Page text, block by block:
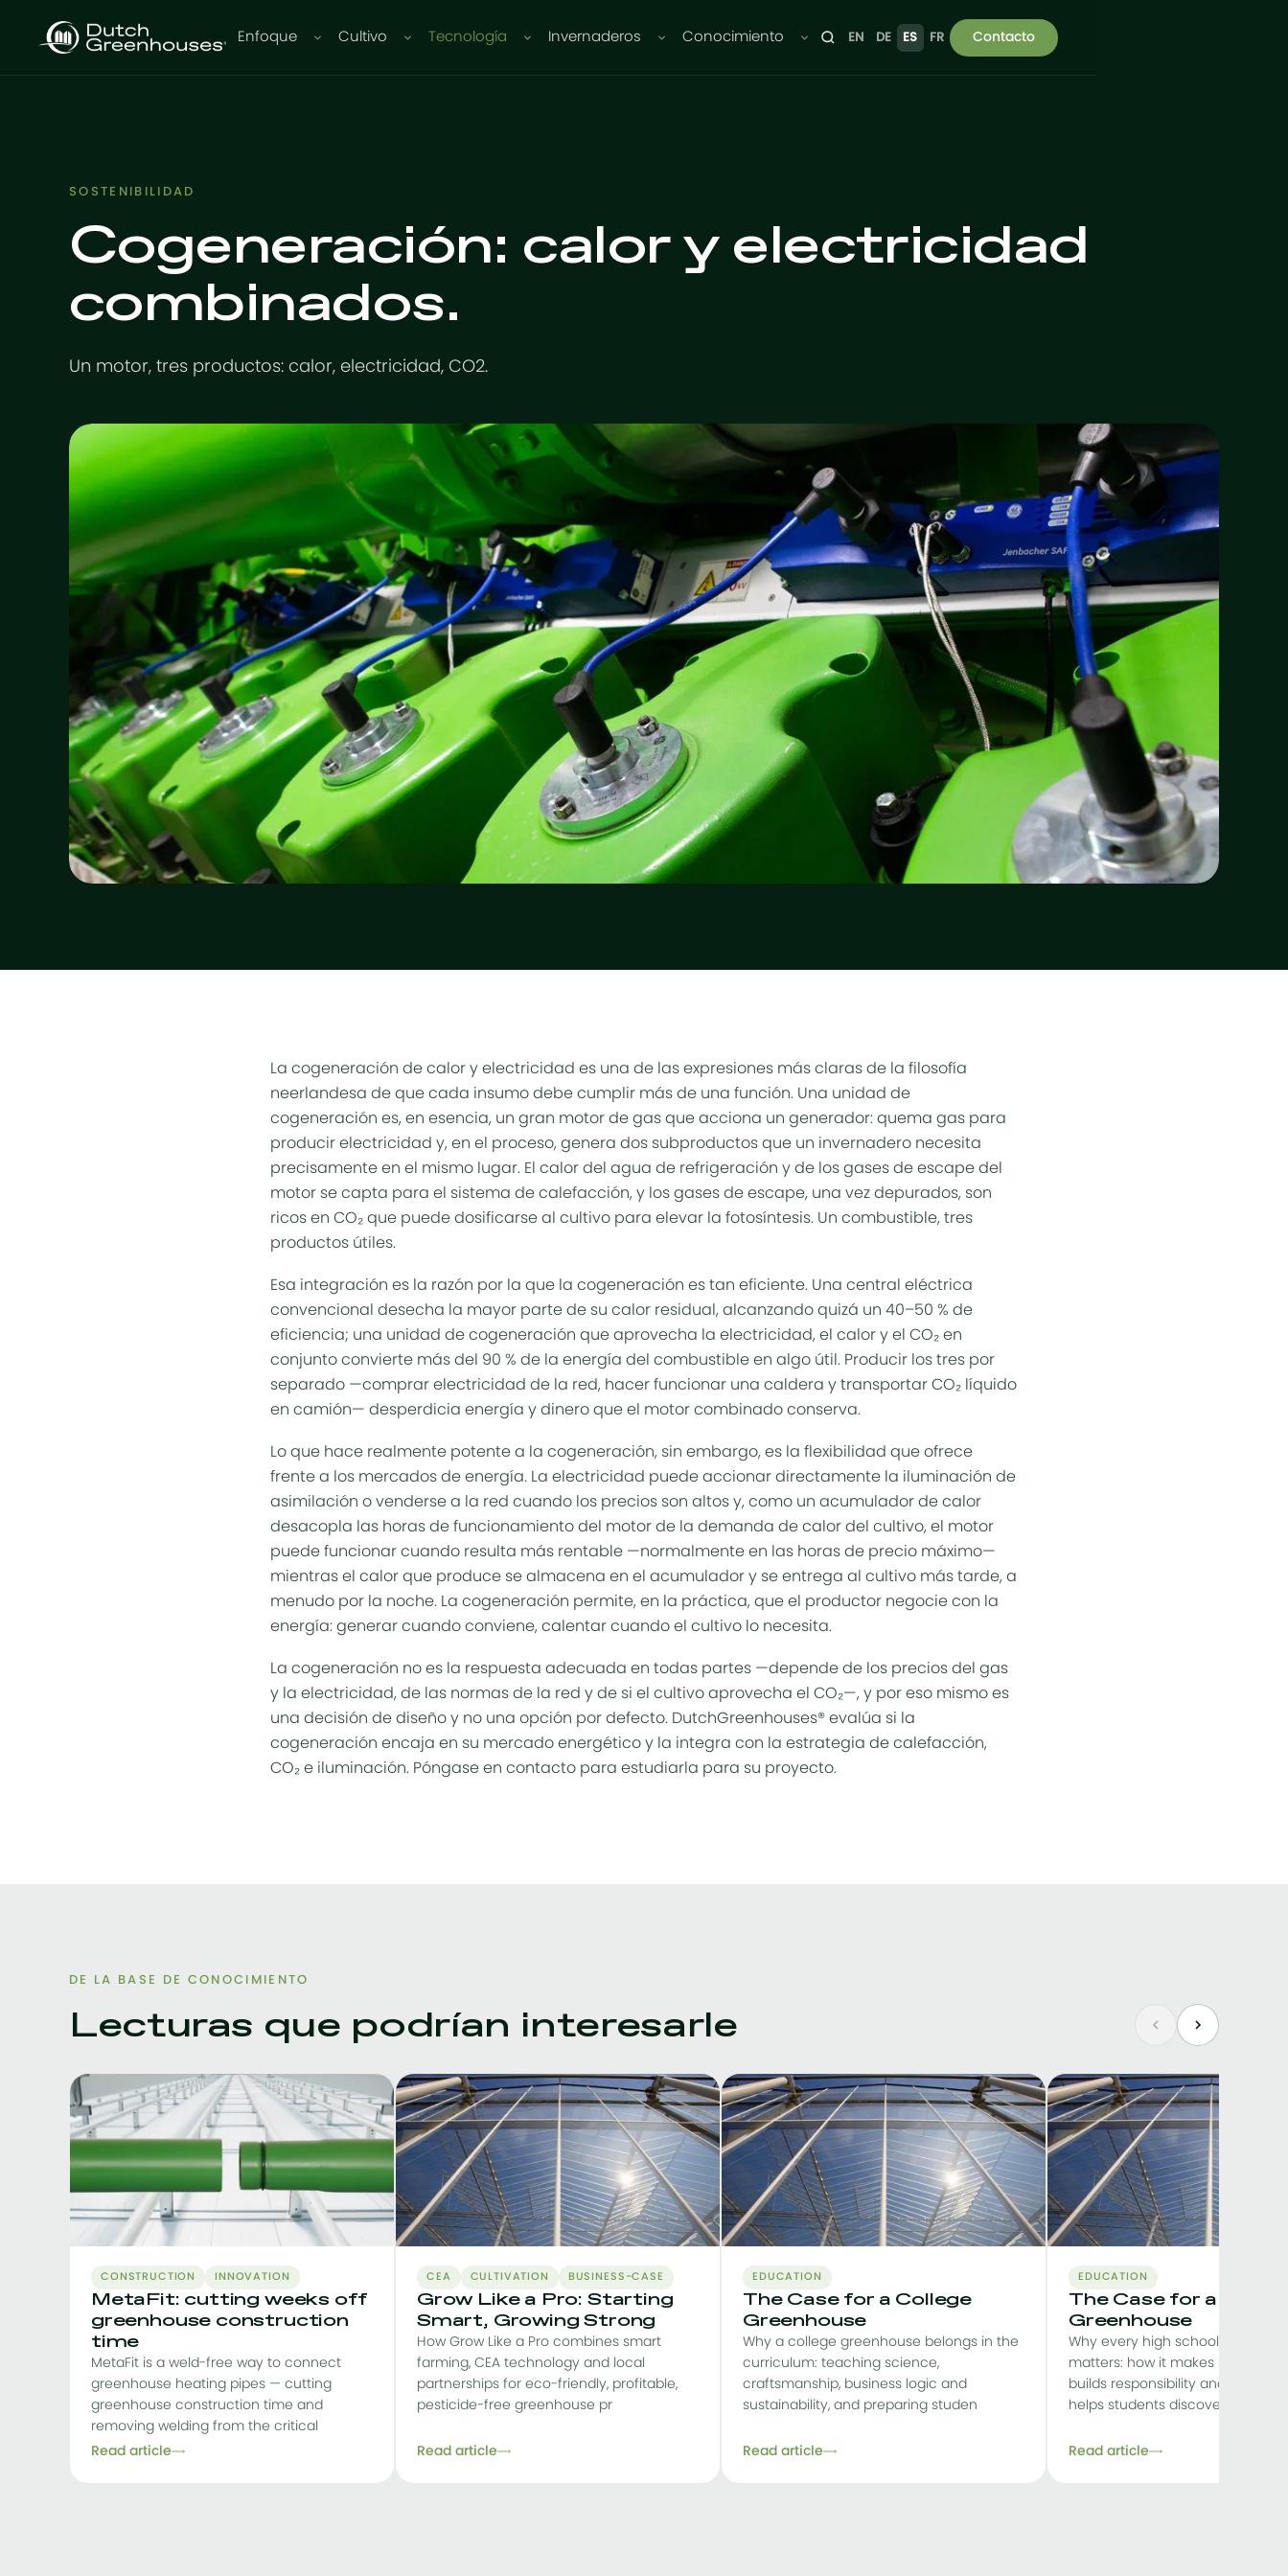
Enfoque Cultivo Tecnología Invernaderos Conocimiento EN DE ES FR Contacto
SOSTENIBILIDAD
Cogeneración: calor y electricidad
combinados.
Un motor, tres productos: calor, electricidad, CO2.
La cogeneración de calor y electricidad es una de las expresiones más claras de la filosofía
neerlandesa de que cada insumo debe cumplir más de una función. Una unidad de
cogeneración es, en esencia, un gran motor de gas que acciona un generador: quema gas para
producir electricidad y, en el proceso, genera dos subproductos que un invernadero necesita
precisamente en el mismo lugar. El calor del agua de refrigeración y de los gases de escape del
motor se capta para el sistema de calefacción, y los gases de escape, una vez depurados, son
ricos en CO₂ que puede dosificarse al cultivo para elevar la fotosíntesis. Un combustible, tres
productos útiles.
Esa integración es la razón por la que la cogeneración es tan eficiente. Una central eléctrica
convencional desecha la mayor parte de su calor residual, alcanzando quizá un 40–50 % de
eficiencia; una unidad de cogeneración que aprovecha la electricidad, el calor y el CO₂ en
conjunto convierte más del 90 % de la energía del combustible en algo útil. Producir los tres por
separado —comprar electricidad de la red, hacer funcionar una caldera y transportar CO₂ líquido
en camión— desperdicia energía y dinero que el motor combinado conserva.
Lo que hace realmente potente a la cogeneración, sin embargo, es la flexibilidad que ofrece
frente a los mercados de energía. La electricidad puede accionar directamente la iluminación de
asimilación o venderse a la red cuando los precios son altos y, como un acumulador de calor
desacopla las horas de funcionamiento del motor de la demanda de calor del cultivo, el motor
puede funcionar cuando resulta más rentable —normalmente en las horas de precio máximo—
mientras el calor que produce se almacena en el acumulador y se entrega al cultivo más tarde, a
menudo por la noche. La cogeneración permite, en la práctica, que el productor negocie con la
energía: generar cuando conviene, calentar cuando el cultivo lo necesita.
La cogeneración no es la respuesta adecuada en todas partes —depende de los precios del gas
y la electricidad, de las normas de la red y de si el cultivo aprovecha el CO₂—, y por eso mismo es
una decisión de diseño y no una opción por defecto. DutchGreenhouses® evalúa si la
cogeneración encaja en su mercado energético y la integra con la estrategia de calefacción,
CO₂ e iluminación. Póngase en contacto para estudiarla para su proyecto.
DE LA BASE DE CONOCIMIENTO
Lecturas que podrían interesarle
CONSTRUCTION INNOVATION
MetaFit: cutting weeks off
greenhouse construction
time
MetaFit is a weld-free way to connect
greenhouse heating pipes — cutting
greenhouse construction time and
removing welding from the critical
Read article
CEA CULTIVATION BUSINESS-CASE
Grow Like a Pro: Starting
Smart, Growing Strong
How Grow Like a Pro combines smart
farming, CEA technology and local
partnerships for eco-friendly, profitable,
pesticide-free greenhouse pr
Read article
EDUCATION
The Case for a College
Greenhouse
Why a college greenhouse belongs in the
curriculum: teaching science,
craftsmanship, business logic and
sustainability, and preparing studen
Read article
EDUCATION
The Case for a High
Greenhouse
Why every high school
matters: how it makes STEM
builds responsibility and
helps students discover their
Read article